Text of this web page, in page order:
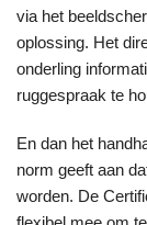
via het
oplossing. Het
onderling
ruggespraak te
En dan het
norm geeft aan
worden. De